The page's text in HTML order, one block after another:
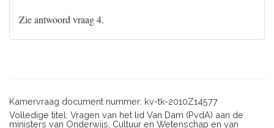
Zie antwoord vraag 4.
Kamervraag document nummer: kv-tk-2010Z14577
Volledige titel: Vragen van het lid Van Dam (PvdA) aan de
ministers van Onderwijs, Cultuur en Wetenschap en van